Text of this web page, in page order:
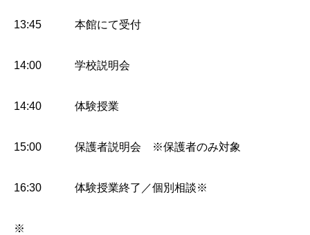
13:45 本館にて受付
14:00 学校説明会
14:40 体験授業
15:00 保護者説明会 ※保護者のみ対象
16:30 体験授業終了／個別相談※
※